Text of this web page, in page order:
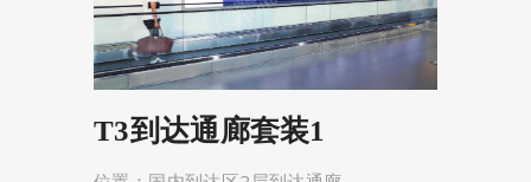
T3到达通廊套装1